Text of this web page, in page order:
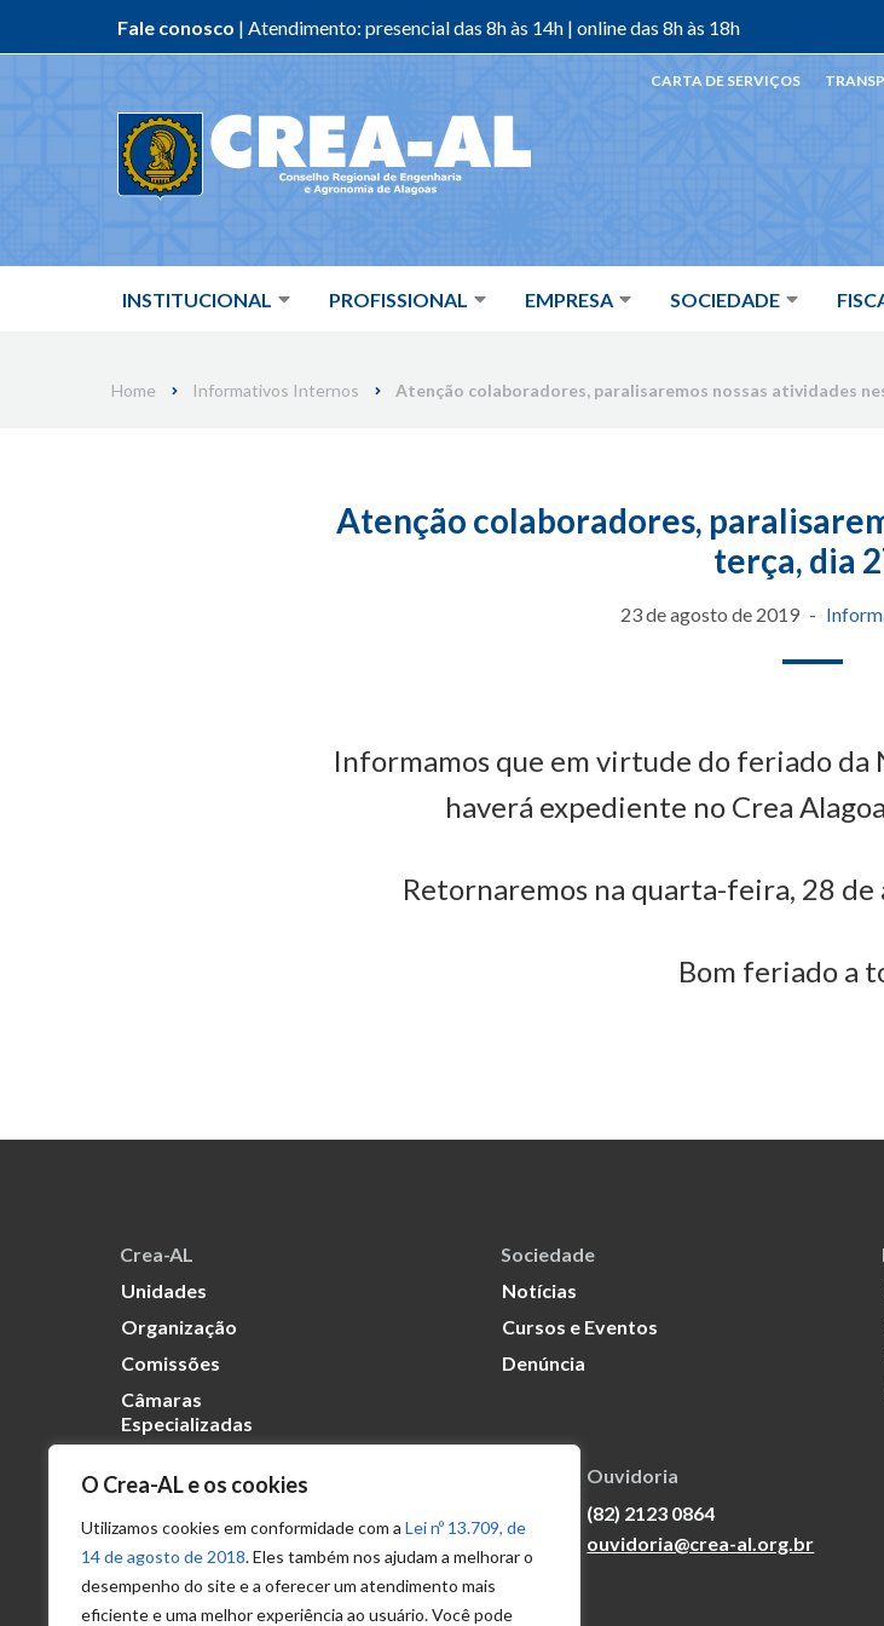
O Crea-AL e os cookies
Utilizamos cookies em conformidade com a Lei nº 13.709, de
14 de agosto de 2018. Eles também nos ajudam a melhorar o
desempenho do site e a oferecer um atendimento mais
eficiente e uma melhor experiência ao usuário. Você pode
Fale conosco | Atendimento: presencial das 8h às 14h | online das 8h às 18h
INSTITUCIONAL PROFISSIONAL EMPRESA SOCIEDADE
CARTA DE SERVIÇOS
Home Informativos Internos Atenção colaboradores, paralisaremos nossas atividades
Atenção colaboradores,
terça, dia
23 de agosto de 2019
Informamos que em virtude do feriado da
haverá expediente no Crea
Retornaremos na quarta-feira, 28
Bom feriado a
Crea-AL
Unidades
Organização
Comissões
Câmaras
Especializadas
Sociedade
Notícias
Cursos e Eventos
Denúncia
Transparência
Portal
Acesso à
Informação
Política de
Ouvidoria
(82) 2123 0864
ouvidoria@crea-al.org.br